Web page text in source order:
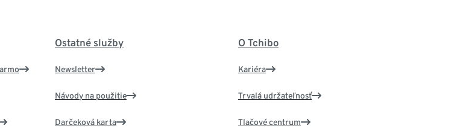
Ostatné služby
Newsletter
Návody na použitie
Darčeková karta
O Tchibo
Kariéra
Trvalá udržateľnosť
Tlačové centrum